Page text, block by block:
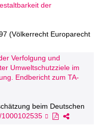
der
(Völkerrecht Europarecht
Verfolgung und
Umweltschutzziele im
Endbericht zum TA-
beim Deutschen